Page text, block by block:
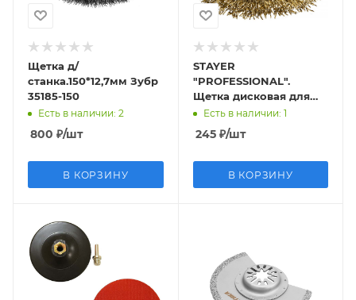
Щетка д/
станка.150*12,7мм Зубр
35185-150
Есть в наличии: 2
800 ₽/шт
В КОРЗИНУ
STAYER
"PROFESSIONAL".
Щетка дисковая для
дрели, 0,3мм, 75мм
35114-075_z01
Есть в наличии: 1
245₽/шт
В КОРЗИНУ